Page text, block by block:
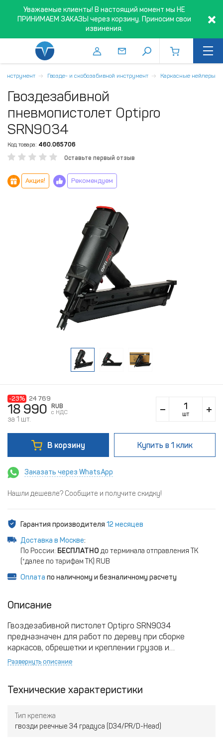
Уважаемые клиенты! В настоящий момент мы НЕ
ПРИНИМАЕМ ЗАКАЗЫ через корзину. Приносим свои
извинения.
инструмент Гвозде- и скобозабивной инструмент Каркасные нейлеры
Гвоздезабивной
пневмопистолет Optipro
SRN9034
Код товара: 460.065706
Оставьте первый отзыв
Акция! Рекомендуем
-23% 24 769
18 990
RUB
c НДС
за 1 шт.
шт
В корзину Купить в 1 клик
Заказать через WhatsApp
Нашли дешевле? Сообщите и получите скидку!
Гарантия производителя 12 месяцев
Доставка в Москве:
По России: БЕСПЛАТНО до терминала отправления ТК
(*далее по тарифам ТК) RUB
Оплата по наличному и безналичному расчету
Описание
Гвоздезабивной пистолет Optipro SRN9034
предназначен для работ по дереву при сборке
каркасов, обрешетки и креплении грузов и
общестроительных работ. Бьет реечными гвоздями в
Развернуть описание
Технические характеристики
Тип крепежа
гвозди реечные 34 градуса (D34/PR/D-Head)